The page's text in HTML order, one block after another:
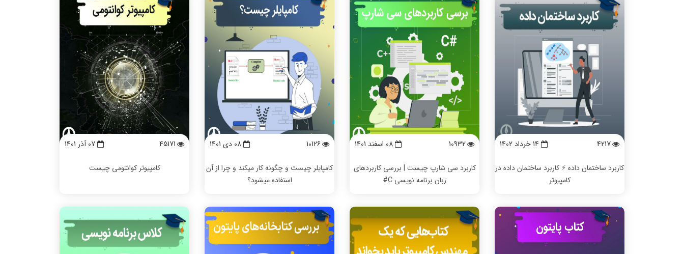
4217 14 خرداد 1402
کاربرد ساختمان داده ⚡️ کاربرد ساختمان داده در
کامپیوتر
10932 08 اسفند 1401
کاربرد سی شارپ چیست | بررسی کاربردهای
زبان برنامه نویسی C#
10126 08 دی 1401
کامپایلر چیست و چگونه کار میکند و چرا از آن
استفاده میشود؟
45171 07 آذر 1401
کامپیوتر کوانتومی چیست